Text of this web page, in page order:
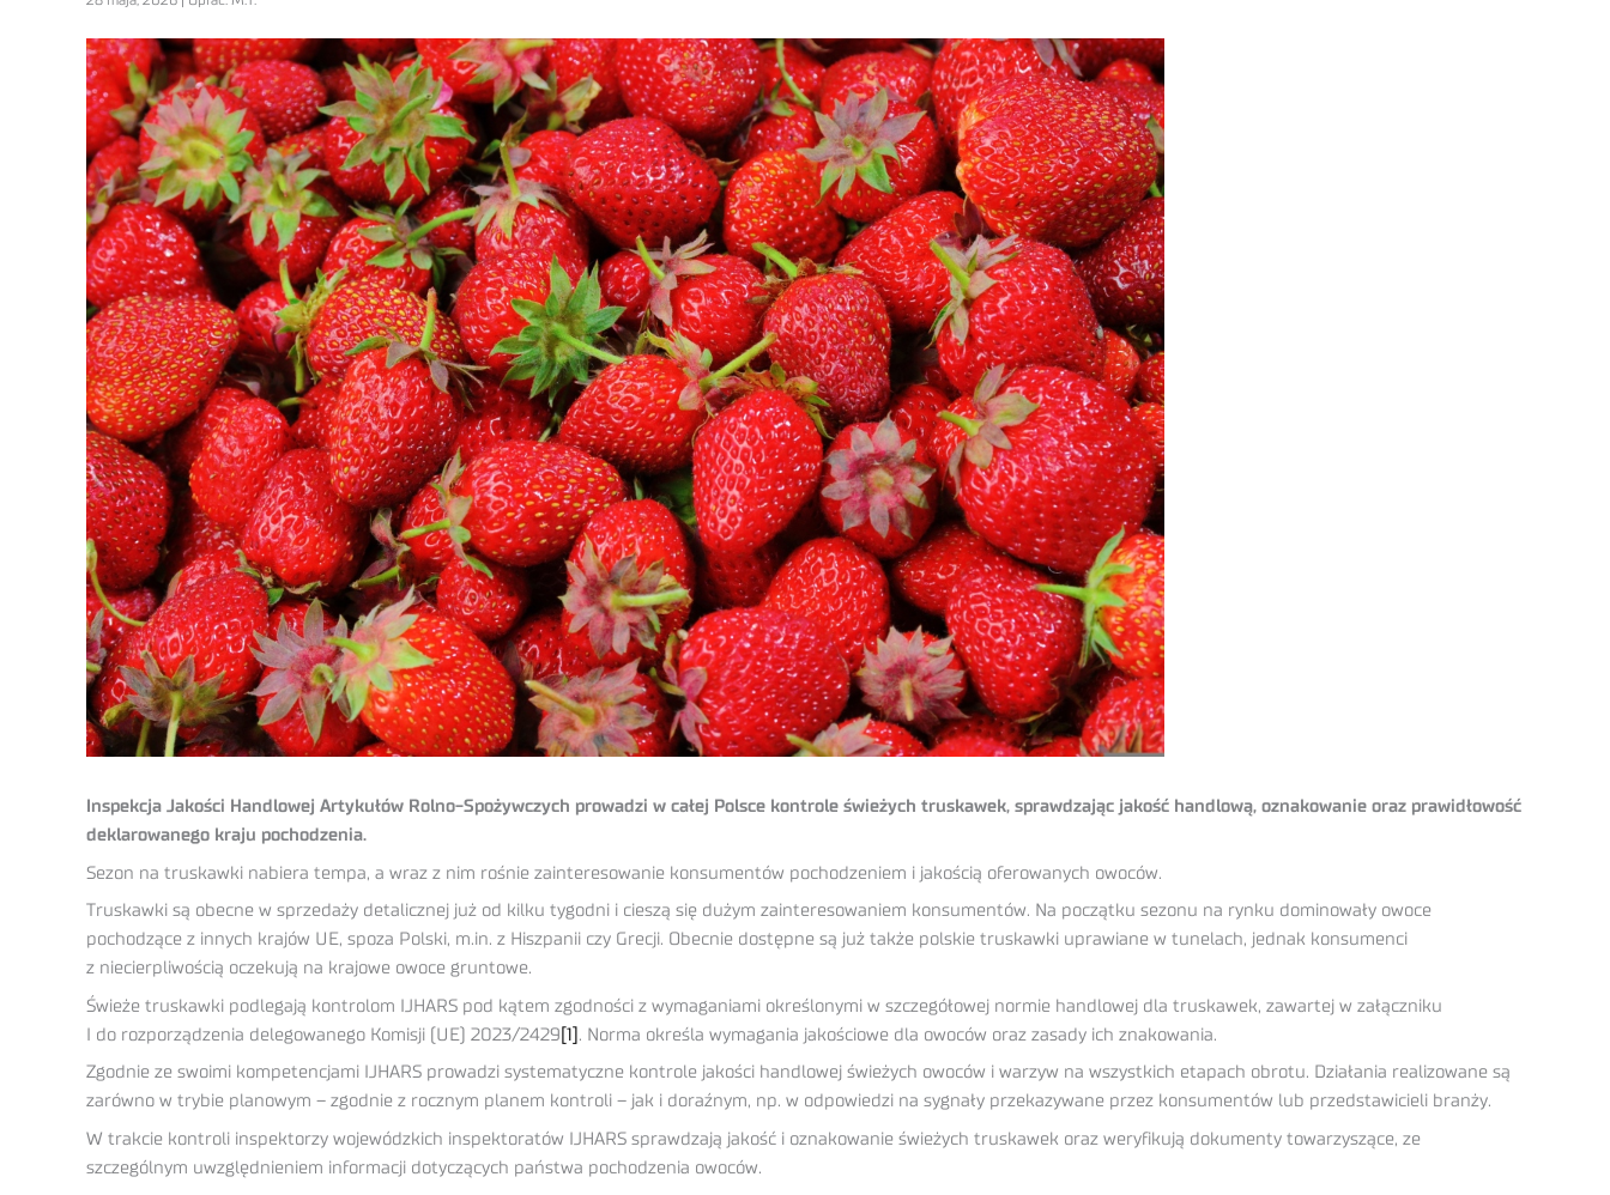
Inspekcja Jakości Handlowej Artykułów Rolno-Spożywczych prowadzi w całej Polsce kontrole świeżych truskawek, sprawdzając jakość handlową, oznakowanie oraz prawidłowość
deklarowanego kraju pochodzenia.
Sezon na truskawki nabiera tempa, a wraz z nim rośnie zainteresowanie konsumentów pochodzeniem i jakością oferowanych owoców.
Truskawki są obecne w sprzedaży detalicznej już od kilku tygodni i cieszą się dużym zainteresowaniem konsumentów. Na początku sezonu na rynku dominowały owoce
pochodzące z innych krajów UE, spoza Polski, m.in. z Hiszpanii czy Grecji. Obecnie dostępne są już także polskie truskawki uprawiane w tunelach, jednak konsumenci
z niecierpliwością oczekują na krajowe owoce gruntowe.
Świeże truskawki podlegają kontrolom IJHARS pod kątem zgodności z wymaganiami określonymi w szczegółowej normie handlowej dla truskawek, zawartej w załączniku
I do rozporządzenia delegowanego Komisji (UE) 2023/2429 [1] . Norma określa wymagania jakościowe dla owoców oraz zasady ich znakowania.
Zgodnie ze swoimi kompetencjami IJHARS prowadzi systematyczne kontrole jakości handlowej świeżych owoców i warzyw na wszystkich etapach obrotu. Działania realizowane są
zarówno w trybie planowym – zgodnie z rocznym planem kontroli – jak i doraźnym, np. w odpowiedzi na sygnały przekazywane przez konsumentów lub przedstawicieli branży.
W trakcie kontroli inspektorzy wojewódzkich inspektoratów IJHARS sprawdzają jakość i oznakowanie świeżych truskawek oraz weryfikują dokumenty towarzyszące, ze
szczególnym uwzględnieniem informacji dotyczących państwa pochodzenia owoców.